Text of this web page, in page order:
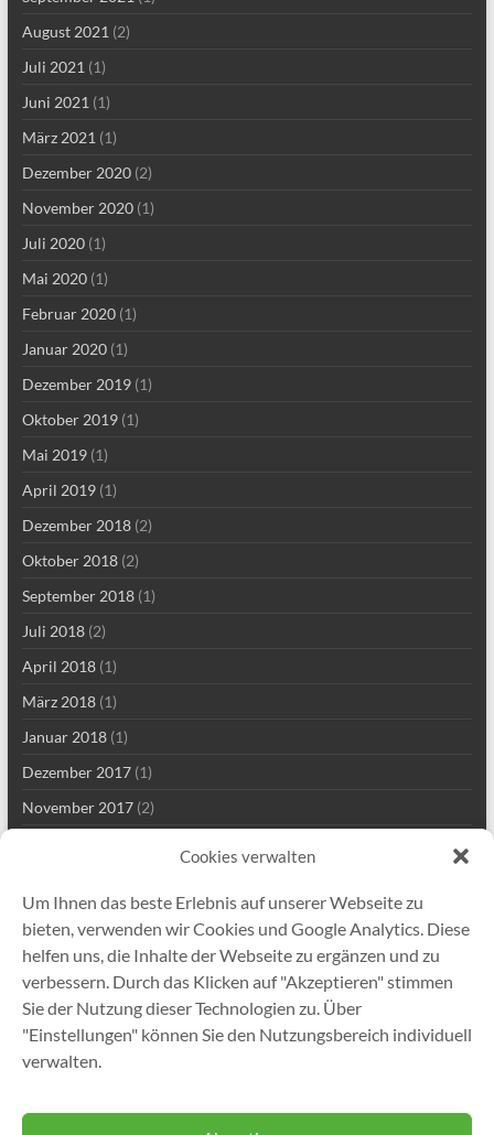
Cookies verwalten
Um Ihnen das beste Erlebnis auf unserer Webseite zu
bieten, verwenden wir Cookies und Google Analytics. Diese
helfen uns, die Inhalte der Webseite zu ergänzen und zu
verbessern. Durch das Klicken auf "Akzeptieren" stimmen
Sie der Nutzung dieser Technologien zu. Über
"Einstellungen" können Sie den Nutzungsbereich individuell
verwalten.
August 2021 (2)
Juli 2021 (1)
Juni 2021 (1)
März 2021 (1)
Dezember 2020(2)
November 2020(1)
Juli 2020(1)
Mai 2020(1)
Februar 2020(1)
Januar 2020(1)
Dezember 2019(1)
Oktober 2019(1)
Mai 2019(1)
April 2019(1)
Dezember 2018(2)
Oktober 2018(2)
September 2018(1)
Juli 2018(2)
April 2018(1)
März 2018(1)
Januar 2018(1)
Dezember 2017(1)
November 2017(2)
Januar 2017(1)
November 2016 (1)
November 2015(1)
Juni 2015(2)
November 2014